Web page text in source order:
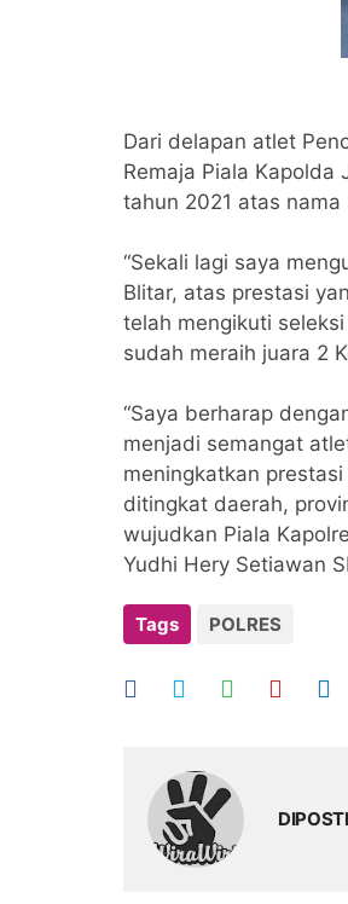
Dari delapan atlet
Remaja Piala Kapolda
tahun 2021 atas nama
“Sekali lagi saya
Blitar, atas prestasi
telah mengikuti
sudah meraih juara 2
“Saya berharap
menjadi semangat
meningkatkan
ditingkat daerah,
wujudkan Piala
Yudhi Hery Setiawan
Tags POLRES